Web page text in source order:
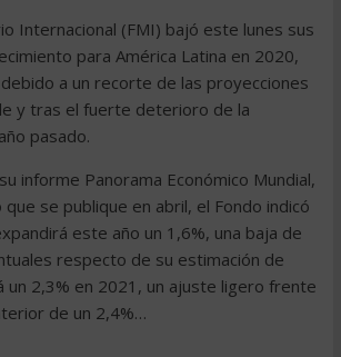
Internacional (FMI) bajó este lunes sus
para América Latina en 2020,
a un recorte de las proyecciones
y tras el fuerte deterioro de la
pasado.
informe Panorama Económico Mundial,
se publique en abril, el Fondo indicó
este año un 1,6%, una baja de
respecto de su estimación de
un 2,3% en 2021, un ajuste ligero frente
de un 2,4%…